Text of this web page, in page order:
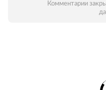
Комментарии